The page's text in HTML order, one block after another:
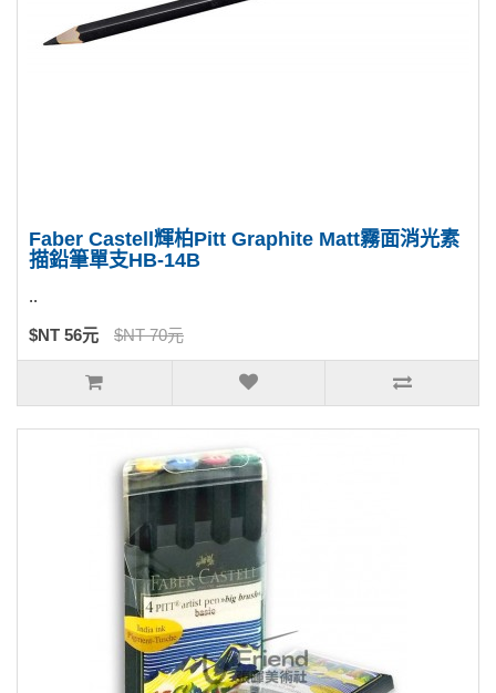
Faber Castell輝柏Pitt Graphite Matt霧面消光素
描鉛筆單支HB-14B
..
$NT 56元 $NT 70元